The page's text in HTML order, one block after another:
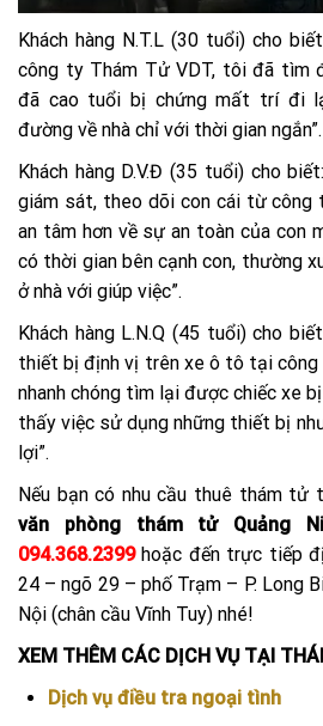
Khách hàng N.T.L (30 tuổi) cho
công ty Thám Tử VDT, tôi đã tìm
đã cao tuổi bị chứng mất trí đi
đường về nhà chỉ với thời gian ngắn”.
Khách hàng D.V.Đ (35 tuổi) cho
giám sát, theo dõi con cái từ
an tâm hơn về sự an toàn của con
có thời gian bên cạnh con, thường
ở nhà với giúp việc”.
Khách hàng L.N.Q (45 tuổi) cho
thiết bị định vị trên xe ô tô tại
nhanh chóng tìm lại được chiếc xe
thấy việc sử dụng những thiết bị
lợi”.
Nếu bạn có nhu cầu thuê thám tử
văn phòng thám tử Quảng
094.368.2399hoặc đến trực tiếp
24 – ngõ 29 – phố Trạm – P. Long
Nội (chân cầu Vĩnh Tuy) nhé!
XEM THÊM CÁC DỊCH VỤ TẠI
Dịch vụ điều tra ngoại tình